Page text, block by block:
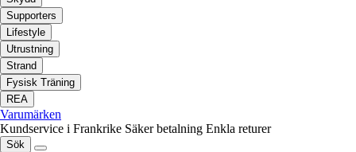
Supporters
Lifestyle
Utrustning
Strand
Fysisk Träning
REA
Varumärken
Kundservice i Frankrike Säker betalning Enkla returer
Sök